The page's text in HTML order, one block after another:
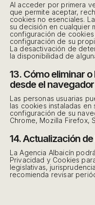
Al acceder por primera
que permite aceptar,
cookies no esenciales.
su decisión en cualquier
configuración de
configuración de su
La desactivación de
la disponibilidad de
13. Cómo eliminar
desde el navegador
Las personas usuarias
las cookies instaladas en
configuración de su
Chrome, Mozilla Firefox,
14. Actualización
La Agencia Albaicín
Privacidad y Cookies
legislativas,
recomienda revisar